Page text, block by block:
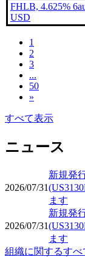
FHLB, 4.625%
USD
1
2
3
...
50
»
すべて表示
ニュース
2026/07/31
新規発
ます
2026/07/31
新規発
ます
組織に関するすべ